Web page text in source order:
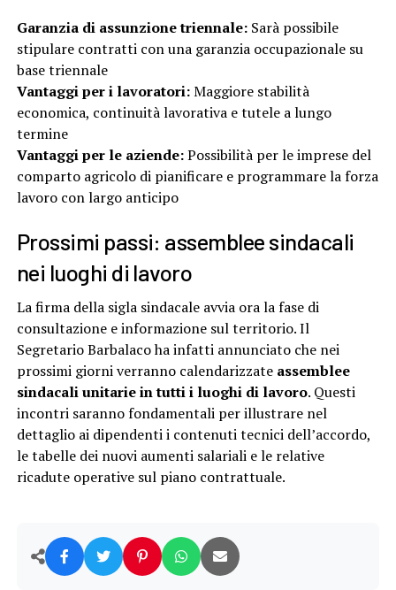
Garanzia di assunzione triennale:Sarà possibile
stipulare contratti con una garanzia occupazionale su
base triennale
Vantaggi per i lavoratori:Maggiore stabilità
economica, continuità lavorativa e tutele a lungo
termine
Vantaggi per le aziende:Possibilità per le imprese del
comparto agricolo di pianificare e programmare la forza
lavoro con largo anticipo
Prossimi passi: assemblee sindacali
nei luoghi di lavoro
La firma della sigla sindacale avvia ora la fase di
consultazione e informazione sul territorio. Il
Segretario Barbalaco ha infatti annunciato che nei
prossimi giorni verranno calendarizzate assemblee
sindacali unitarie in tutti i luoghi di lavoro. Questi
incontri saranno fondamentali per illustrare nel
dettaglio ai dipendenti i contenuti tecnici dell’accordo,
le tabelle dei nuovi aumenti salariali e le relative
ricadute operative sul piano contrattuale.